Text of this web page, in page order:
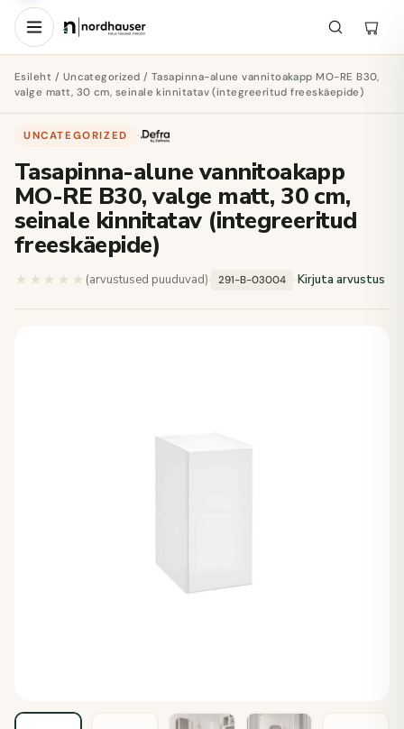
Esileht / Uncategorized / Tasapinna-alune vannitoakapp MO-RE B30,
valge matt, 30 cm, seinale kinnitatav (integreeritud freeskäepide)
UNCATEGORIZED ·
Tasapinna-alune vannitoakapp
MO-RE B30, valge matt, 30 cm,
seinale kinnitatav (integreeritud
freeskäepide)
★★★★★ ★★★★★
(arvustused puuduvad)· 291-B-03004 ·Kirjuta arvustus